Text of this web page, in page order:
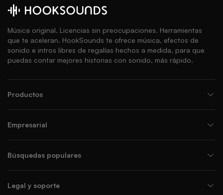
Música original. Licencias sin preocupaciones. Herramientas
que te aceleran. HookSounds te ofrece música, efectos de
sonido e intros libres de regalías hechos a medida, para que
puedas contar mejores historias con sonido, más rápido.
Productos
Empresarial
Búsquedas populares
Legal y soporte